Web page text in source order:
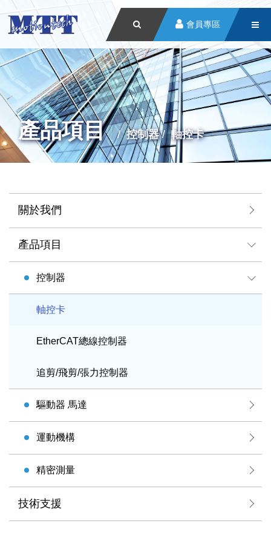
會員專區
產品項目 控制器 軸控卡
關於我們
產品項目
控制器
軸控卡
EtherCAT總線控制器
追剪/飛剪/張力控制器
驅動器 馬達
運動機構
精密測量
技術支援